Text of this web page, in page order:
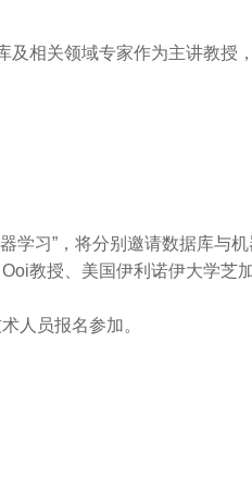
相关领域专家作为主讲教授
习”，将分别邀请数据库与
教授、美国伊利诺伊大学芝
人员报名参加。